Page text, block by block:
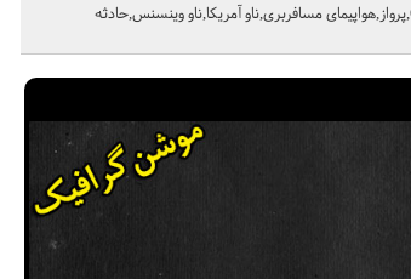
موشن گرافیک «نشان لیاقت» / حقوق بشر آمریکایی پرواز لاکربی,پرواز655,پرواز,هواپیمای مسافربری,ناو آمریکا,ناو وینسنس,حادثه